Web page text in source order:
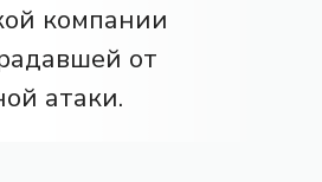
компании
от
атаки.